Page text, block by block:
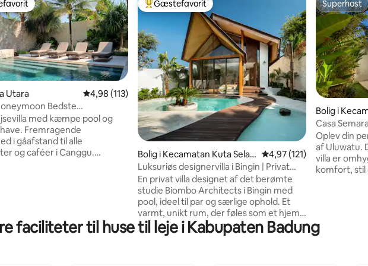
bedømmelse, 8 omtaler
Utara 4,98 ud af 5 i gennemsnitlig bedømmelse, 113 omtaler
4,98 (113)
Bedste
med kæmpe pool og
Fremragende
i gåafstand til alle
og caféer i Canggu.
og Bluetooth-
kommer dagligt for
Bedste gæstefavorit
Gæstefavorit
Bolig i Kecamatan Kuta Selat
an
4,97 ud af 5 i
4,97 (121)
Luksuriøs designervilla i Bingin | Privat
pool
En privat villa designet af det berømte
studie Biombo Architects i Bingin med
pool, ideel til par og særlige ophold. Et
varmt, unikt rum, der føles som et hjem,
samtidig med at det giver en autentisk
Bali-oplevelse. Den åbne stue går over i
Superhost
Superhost
Bolig i
Casa
Oplev din
af Uluwatu.
villa er
komfort, stil
udforske de
faciliteter til huse til leje i Kabupaten Badung